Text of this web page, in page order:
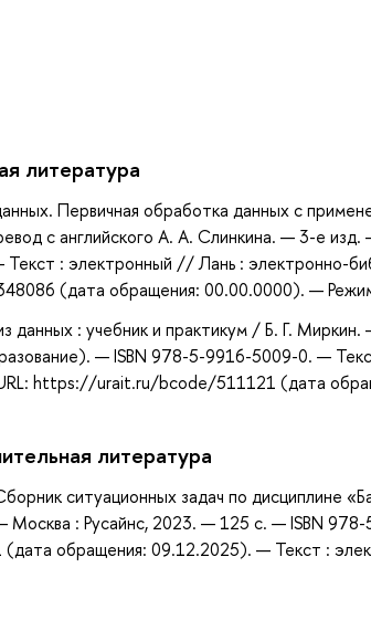
литература
Первичная обработка данных с
с английского А. А. Слинкина. — 3-е
: электронный // Лань : электронно-
(дата обращения: 00.00.0000). — Режим
данных : учебник и практикум / Б. Г.
— ISBN 978-5-9916-5009-0. —
https://urait.ru/bcode/511121 (дата
литература
ситуационных задач по дисциплине
: Русайнс, 2023. — 125 с. — ISBN
обращения: 09.12.2025). — Текст :